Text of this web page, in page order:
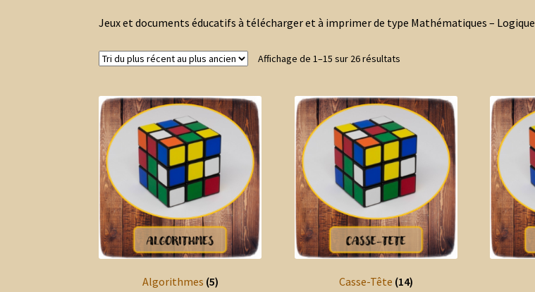
Jeux et documents éducatifs à télécharger et à imprimer de type Mathématiques – Logique
Affichage de 1–15 sur 26 résultats
récent
plus
ancien
Algorithmes (5) Casse-Tête (14)